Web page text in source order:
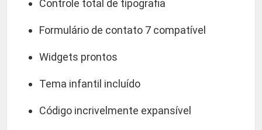
Controle total de tipografia
Formulário de contato 7 compatível
Widgets prontos
Tema infantil incluído
Código incrivelmente expansível